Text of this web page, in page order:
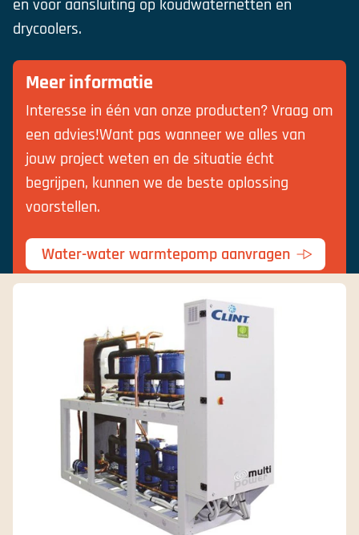
en voor aansluiting op koudwaternetten en
drycoolers.
Meer informatie
Interesse in één van onze producten? Vraag om
een advies!Want pas wanneer we alles van
jouw project weten en de situatie écht
begrijpen, kunnen we de beste oplossing
voorstellen.
Water-water warmtepomp aanvragen